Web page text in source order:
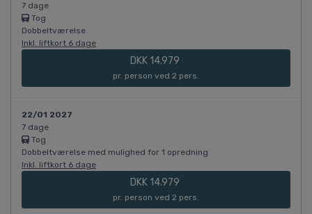
7 dage
Tog
Dobbeltværelse
Inkl. liftkort 6 dage
DKK 14.979
pr. person ved 2 pers.
22/01 2027
7 dage
Tog
Dobbeltværelse med mulighed for 1 opredning
Inkl. liftkort 6 dage
DKK 14.979
pr. person ved 2 pers.